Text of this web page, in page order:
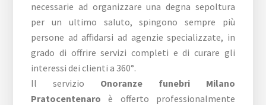
necessarie ad organizzare una degna sepoltura
per un ultimo saluto, spingono sempre più
persone ad affidarsi ad agenzie specializzate, in
grado di offrire servizi completi e di curare gli
interessi dei clienti a 360°.
Il servizio Onoranze funebri Milano
Pratocentenaro è offerto professionalmente